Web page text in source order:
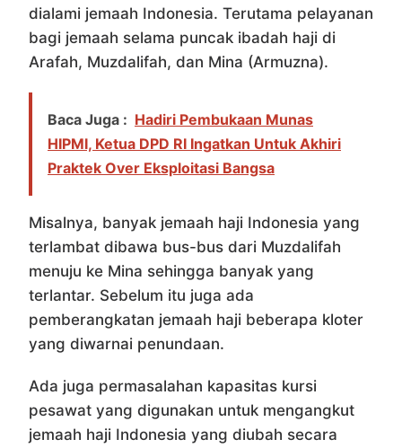
dialami jemaah Indonesia. Terutama pelayanan
bagi jemaah selama puncak ibadah haji di
Arafah, Muzdalifah, dan Mina (Armuzna).
Baca Juga : Hadiri Pembukaan Munas
HIPMI, Ketua DPD RI Ingatkan Untuk Akhiri
Praktek Over Eksploitasi Bangsa
Misalnya, banyak jemaah haji Indonesia yang
terlambat dibawa bus-bus dari Muzdalifah
menuju ke Mina sehingga banyak yang
terlantar. Sebelum itu juga ada
pemberangkatan jemaah haji beberapa kloter
yang diwarnai penundaan.
Ada juga permasalahan kapasitas kursi
pesawat yang digunakan untuk mengangkut
jemaah haji Indonesia yang diubah secara